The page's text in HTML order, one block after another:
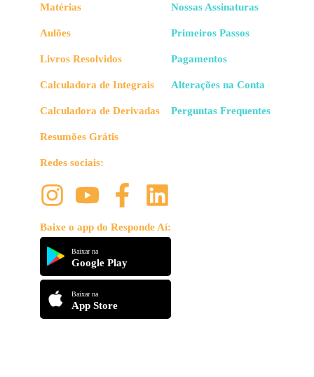
Matérias
Aulões
Livros Resolvidos
Calculadora de Integrais
Calculadora de Derivadas
Resumões Grátis
Redes sociais:
Baixe o app do Responde Aí:
Baixar na
Google Play
Baixar na
App Store
Nossas Assinaturas
Primeiros Passos
Pagamentos
Alterações na Conta
Perguntas Frequentes